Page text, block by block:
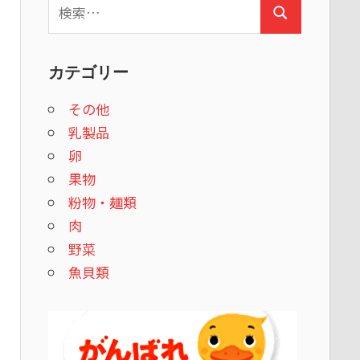
索:
検
カテゴリー
その他
乳製品
卵
果物
粉物・麺類
肉
野菜
魚貝類